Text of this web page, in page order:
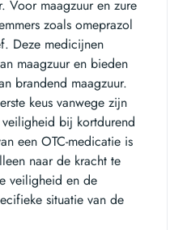
Voor maagzuur en zure
zoals omeprazol
Deze medicijnen
maagzuur en bieden
brandend maagzuur.
keus vanwege zijn
bij kortdurend
een OTC-medicatie is
naar de kracht te
veiligheid en de
situatie van de